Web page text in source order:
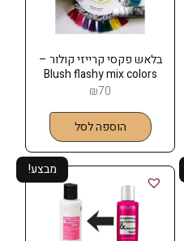
בלאש פקסי קרייזי קולור –
Blush flashy mix colors
₪70
הוספה לסל
מבצע!